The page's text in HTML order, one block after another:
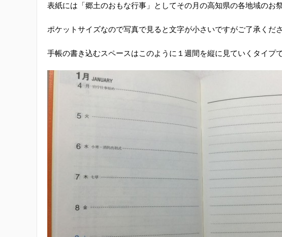
表紙には「郷土のおもな行事」としてその月の高知県の各地域のお
ポケットサイズなので写真で見ると文字が小さいですがご了承くだ
手帳の書き込むスペースはこのように１週間を縦に見ていくタイプ